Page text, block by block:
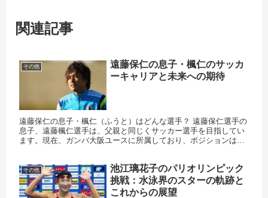
関連記事
その他
遠藤保仁の息子・楓仁のサッカ
ーキャリアと未来への期待
遠藤保仁の息子・楓仁（ふうと）はどんな選手？ 遠藤保仁選手の
息子、遠藤楓仁選手は、父親と同じくサッカー選手を目指してい
ます。現在、ガンバ大阪ユースに所属しており、ポジションはボ
その他
池江璃花子のパリオリンピック
挑戦：水泳界のスターの軌跡と
これからの展望